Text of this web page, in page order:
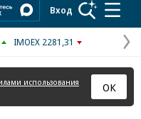
Вход
IMOEX 2281,31
использования
ОК